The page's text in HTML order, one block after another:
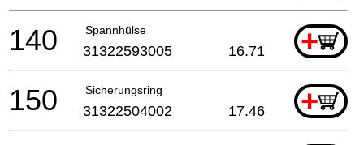
Spannhülse +
140 31322593005 16.71
Sicherungsring +
150 31322504002 17.46